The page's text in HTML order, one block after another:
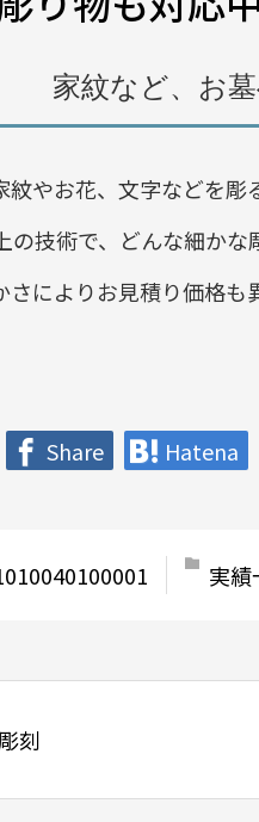
家紋など、お
紋やお花、文字などを彫
の技術で、どんな細かな
さによりお見積り価格
Share Hatena
実績
刻